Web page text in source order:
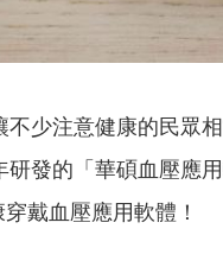
少注意健康的民眾
的「華碩血壓應
戴血壓應用軟體！